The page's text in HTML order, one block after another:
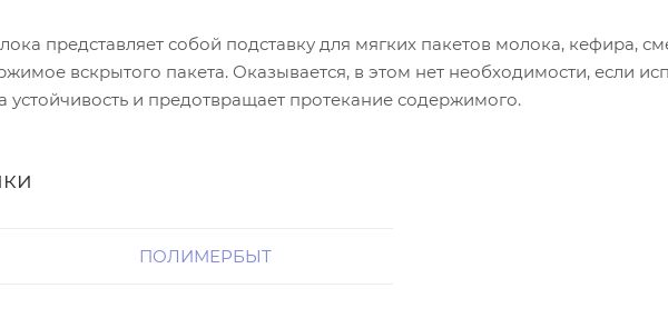
представляет собой подставку для мягких пакетов молока, кефира,
вскрытого пакета. Оказывается, в этом нет необходимости, если
устойчивость и предотвращает протекание содержимого.
ПОЛИМЕРБЫТ